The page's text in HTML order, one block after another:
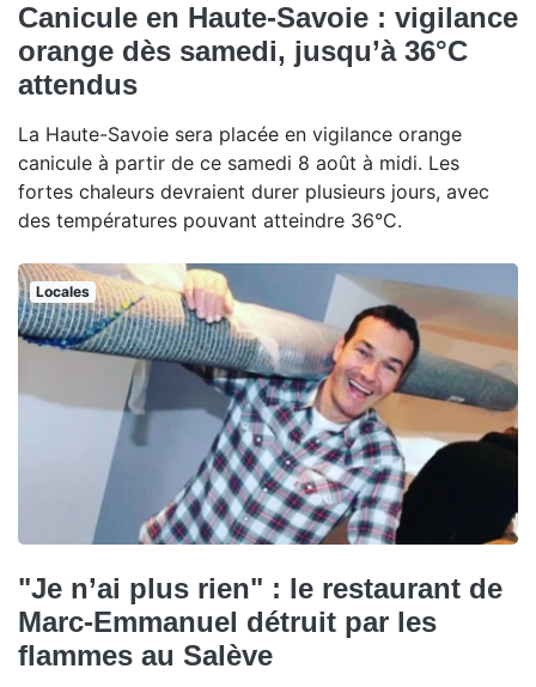
Canicule en Haute-Savoie : vigilance
orange dès samedi, jusqu’à 36°C
attendus
La Haute-Savoie sera placée en vigilance orange
canicule à partir de ce samedi 8 août à midi. Les
fortes chaleurs devraient durer plusieurs jours, avec
des températures pouvant atteindre 36°C.
Locales
"Je n’ai plus rien" : le restaurant de
Marc-Emmanuel détruit par les
flammes au Salève